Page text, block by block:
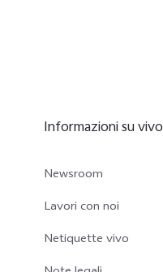
Informazioni su vivo
Newsroom
Lavori con noi
Netiquette vivo